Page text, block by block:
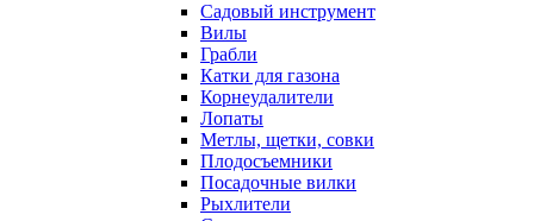
Садовый инструмент
Вилы
Грабли
Катки для газона
Корнеудалители
Лопаты
Метлы, щетки, совки
Плодосъемники
Посадочные вилки
Рыхлители